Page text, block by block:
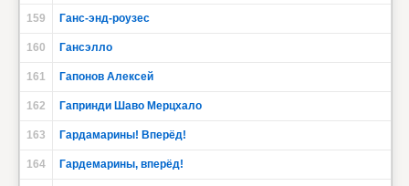
159 Ганс-энд-роузес
160 Гансэлло
161 Гапонов Алексей
162 Гапринди Шаво Мерцхало
163 Гардамарины! Вперёд!
164 Гардемарины, вперёд!